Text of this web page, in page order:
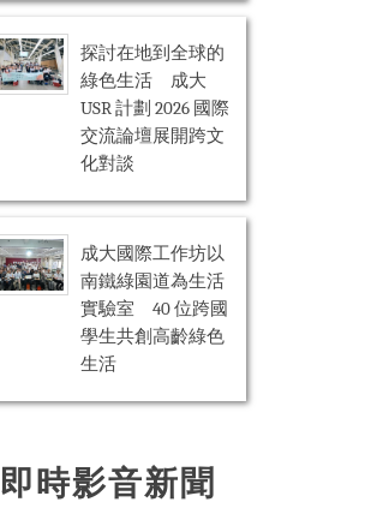
探討在地到全球的
綠色生活 成大
USR 計劃 2026 國際
交流論壇展開跨文
化對談
成大國際工作坊以
南鐵綠園道為生活
實驗室 40 位跨國
學生共創高齡綠色
生活
即時影音新聞